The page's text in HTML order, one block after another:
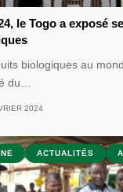
le Togo a exposé
biologiques au
du
2024
ACTUALITÉS